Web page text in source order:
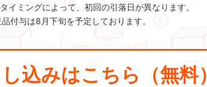
イミングによって、初回の引落日が異なります。
付与は8月下旬を予定しております。
込みはこちら（無料